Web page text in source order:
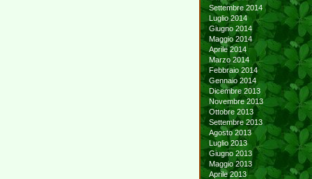
Settembre 2014
Luglio 2014
Giugno 2014
Maggio 2014
Aprile 2014
Marzo 2014
Febbraio 2014
Gennaio 2014
Dicembre 2013
Novembre 2013
Ottobre 2013
Settembre 2013
Agosto 2013
Luglio 2013
Giugno 2013
Maggio 2013
Aprile 2013